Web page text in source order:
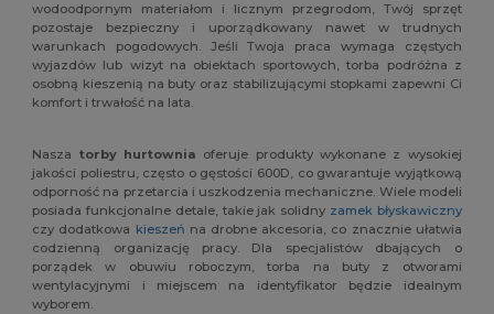
wodoodpornym materiałom i licznym przegrodom, Twój sprzęt
pozostaje bezpieczny i uporządkowany nawet w trudnych
warunkach pogodowych. Jeśli Twoja praca wymaga częstych
wyjazdów lub wizyt na obiektach sportowych, torba podróżna z
osobną kieszenią na buty oraz stabilizującymi stopkami zapewni Ci
komfort i trwałość na lata.
Nasza torby hurtownia oferuje produkty wykonane z wysokiej
jakości poliestru, często o gęstości 600D, co gwarantuje wyjątkową
odporność na przetarcia i uszkodzenia mechaniczne. Wiele modeli
posiada funkcjonalne detale, takie jak solidny zamek błyskawiczny
czy dodatkowa kieszeń na drobne akcesoria, co znacznie ułatwia
codzienną organizację pracy. Dla specjalistów dbających o
porządek w obuwiu roboczym, torba na buty z otworami
wentylacyjnymi i miejscem na identyfikator będzie idealnym
wyborem.